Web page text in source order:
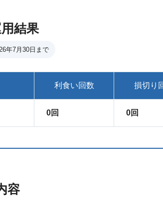
結果
年7月30日まで
利食い回数 損切り
0回 0回
容